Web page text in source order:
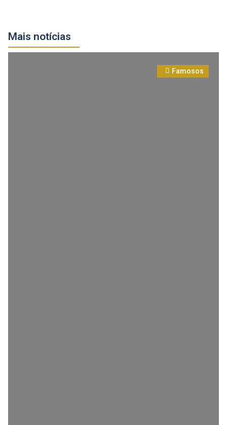
Mais notícias
Famosos